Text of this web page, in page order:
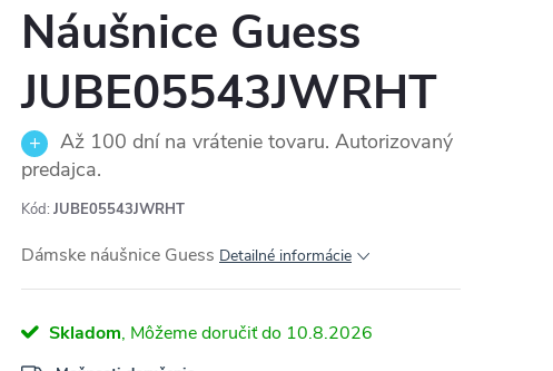
Náušnice Guess
JUBE05543JWRHT
Až 100 dní na vrátenie tovaru. Autorizovaný
predajca.
Kód: JUBE05543JWRHT
Dámske náušnice Guess Detailné informácie
Skladom 10.8.2026